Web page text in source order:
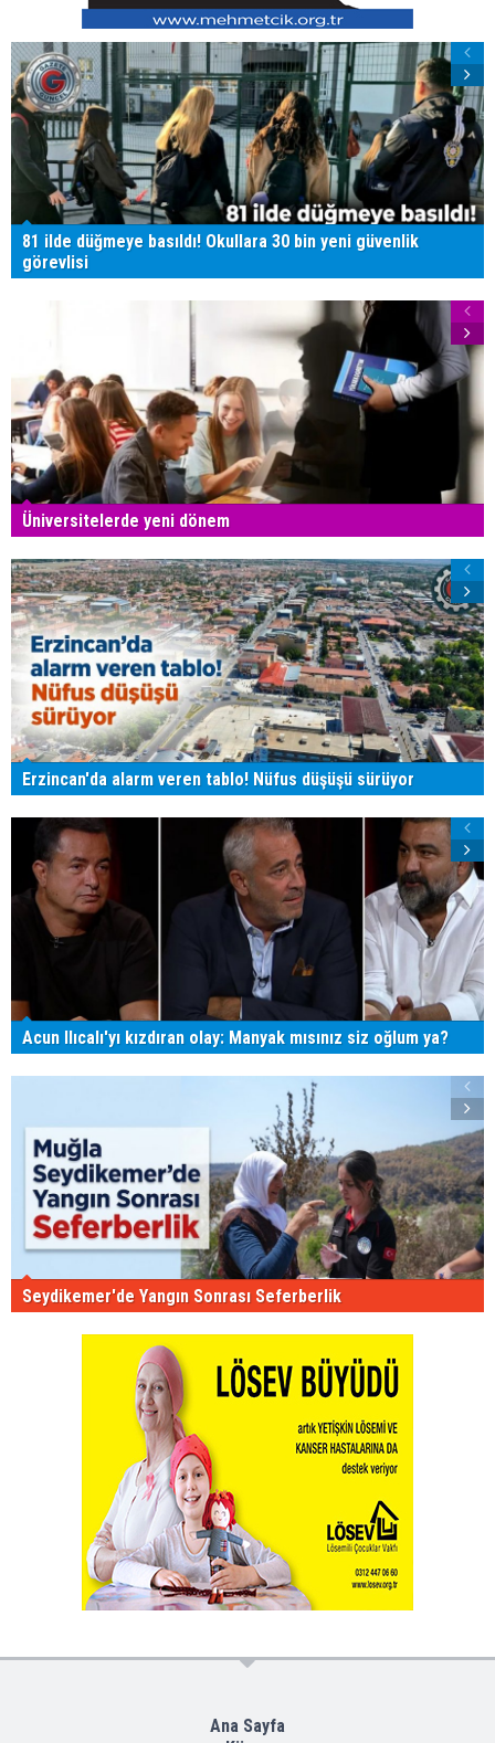
81 ilde düğmeye basıldı! Okullara 30 bin yeni güvenlik
görevlisi
Üniversitelerde yeni dönem
Erzincan'da alarm veren tablo! Nüfus düşüşü sürüyor
Acun Ilıcalı'yı kızdıran olay: Manyak mısınız siz oğlum ya?
Seydikemer'de Yangın Sonrası Seferberlik
Ana Sayfa